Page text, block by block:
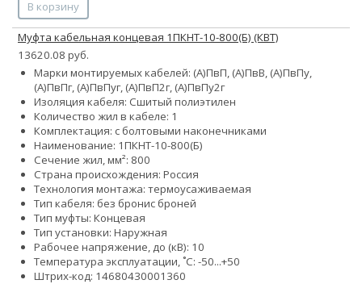
В корзину
Муфта кабельная концевая 1ПКНТ-10-800(Б) (КВТ)
13620.08 руб.
Марки монтируемых кабелей: (А)ПвП, (А)ПвВ, (А)ПвПу,
(А)ПвПг, (А)ПвПуг, (А)ПвП2г, (А)ПвПу2г
Изоляция кабеля: Сшитый полиэтилен
Количество жил в кабеле: 1
Комплектация: с болтовыми наконечниками
Наименование: 1ПКНТ-10-800(Б)
Сечение жил, мм²: 800
Страна происхождения: Россия
Технология монтажа: термоусаживаемая
Тип кабеля: без бронис броней
Тип муфты: Концевая
Тип установки: Наружная
Рабочее напряжение, до (кВ): 10
Температура эксплуатации, ˚С: -50...+50
Штрих-код: 14680430001360